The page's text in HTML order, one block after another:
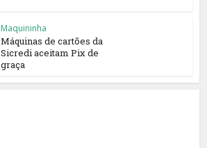
Maquininha
Máquinas de cartões da
Sicredi aceitam Pix de
graça